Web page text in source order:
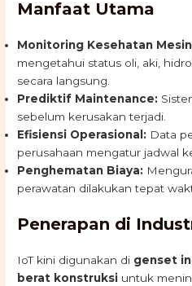
Manfaat Utama
Monitoring Kesehatan
mengetahui status oli, aki,
secara langsung.
Prediktif Maintenance:
sebelum kerusakan terjadi.
Efisiensi Operasional: Data
perusahaan mengatur jadwal
Penghematan Biaya:
perawatan dilakukan tepat
Penerapan di
IoT kini digunakan di genset
berat konstruksi untuk